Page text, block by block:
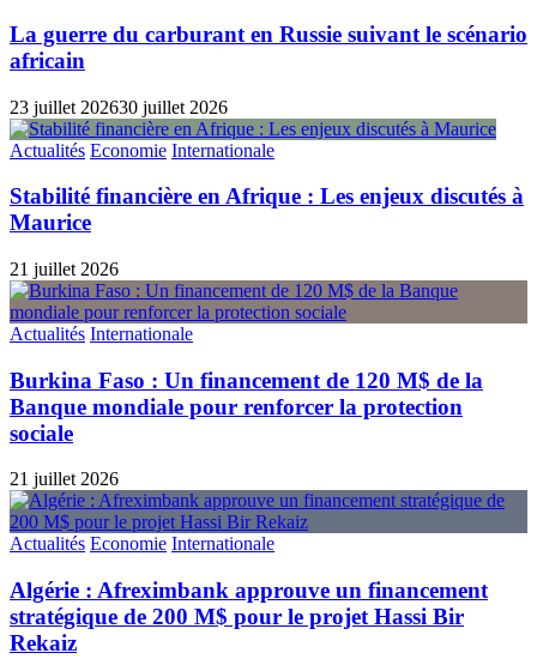
La guerre du carburant en Russie suivant le scénario
africain
23 juillet 202630 juillet 2026
Actualités Economie Internationale
Stabilité financière en Afrique : Les enjeux discutés à
Maurice
21 juillet 2026
Actualités Internationale
Burkina Faso : Un financement de 120 M$ de la
Banque mondiale pour renforcer la protection
sociale
21 juillet 2026
Actualités Economie Internationale
Algérie : Afreximbank approuve un financement
stratégique de 200 M$ pour le projet Hassi Bir
Rekaiz